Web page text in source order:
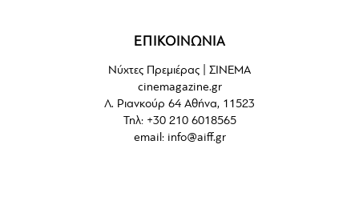
ΕΠΙΚΟΙΝΩΝΙΑ
Νύχτες Πρεμιέρας | ΣΙΝΕΜΑ
cinemagazine.gr
Λ. Ριανκούρ 64 Αθήνα, 11523
Τηλ: +30 210 6018565
email: info@aiff.gr